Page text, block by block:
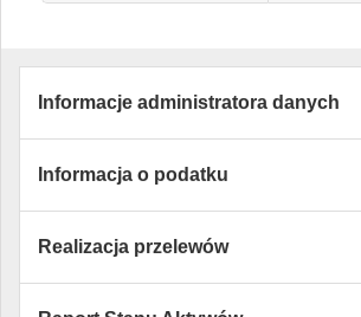
Informacje administratora danych
Informacja o podatku
Realizacja przelewów